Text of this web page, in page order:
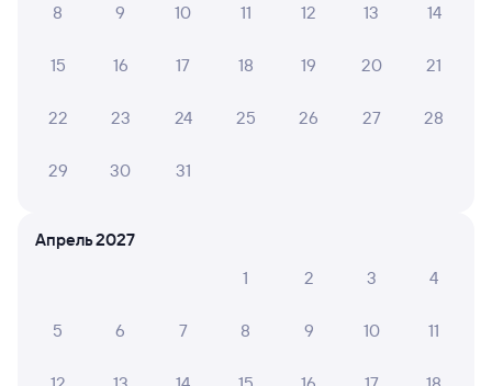
8 9 10 11 12 13 14
15 16 17 18 19 20 21
22 23 24 25 26 27 28
29 30 31
Апрель 2027
1
2 3 4
5 6 7 8 9 10 11